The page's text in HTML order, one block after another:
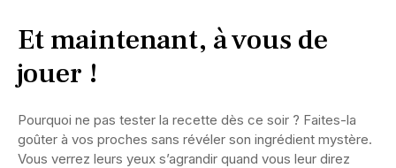
Et maintenant, à vous de
jouer !
Pourquoi ne pas tester la recette dès ce soir ? Faites-la
goûter à vos proches sans révéler son ingrédient mystère.
Vous verrez leurs yeux s’agrandir quand vous leur direz